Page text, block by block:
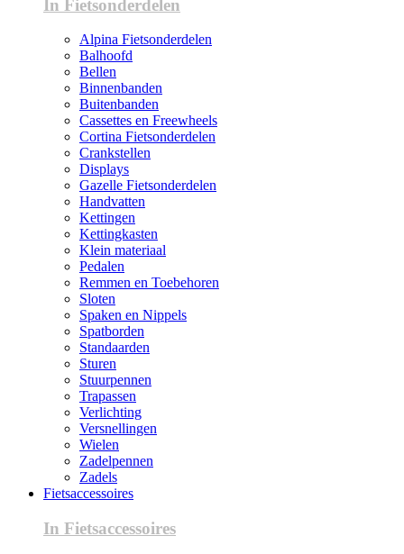
In Fietsonderdelen
Alpina Fietsonderdelen
Balhoofd
Bellen
Binnenbanden
Buitenbanden
Cassettes en Freewheels
Cortina Fietsonderdelen
Crankstellen
Displays
Gazelle Fietsonderdelen
Handvatten
Kettingen
Kettingkasten
Klein materiaal
Pedalen
Remmen en Toebehoren
Sloten
Spaken en Nippels
Spatborden
Standaarden
Sturen
Stuurpennen
Trapassen
Verlichting
Versnellingen
Wielen
Zadelpennen
Zadels
Fietsaccessoires
In Fietsaccessoires